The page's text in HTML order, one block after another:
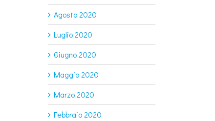
Agosto 2020
Luglio 2020
Giugno 2020
Maggio 2020
Marzo 2020
Febbraio 2020